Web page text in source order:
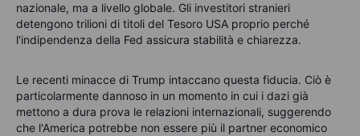
nazionale, ma a livello globale. Gli investitori stranieri
detengono trilioni di titoli del Tesoro USA proprio perché
l'indipendenza della Fed assicura stabilità e chiarezza.
Le recenti minacce di Trump intaccano questa fiducia. Ciò è
particolarmente dannoso in un momento in cui i dazi già
mettono a dura prova le relazioni internazionali, suggerendo
che l'America potrebbe non essere più il partner economico